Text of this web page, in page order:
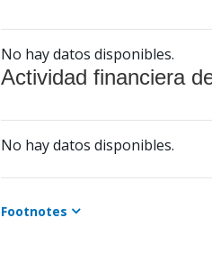
No hay datos disponibles.
Actividad financiera
No hay datos disponibles.
Footnotes